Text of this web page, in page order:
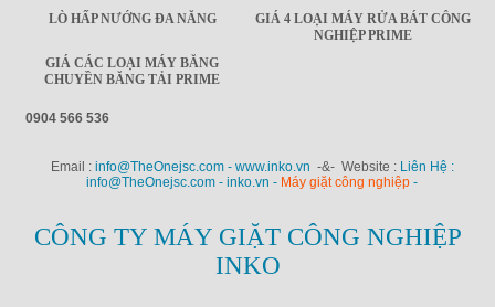
LÒ HẤP NƯỚNG ĐA NĂNG
GIÁ 4 LOẠI MÁY RỬA BÁT CÔNG
NGHIỆP PRIME
GIÁ CÁC LOẠI MÁY BĂNG
CHUYỀN BĂNG TẢI PRIME
0904 566 536
Email : info@TheOnejsc.com - www.inko.vn -&- Website : Liên Hệ :
info@TheOnejsc.com - inko.vn - Máy giặt công nghiệp -
CÔNG TY MÁY GIẶT CÔNG NGHIỆP
INKO